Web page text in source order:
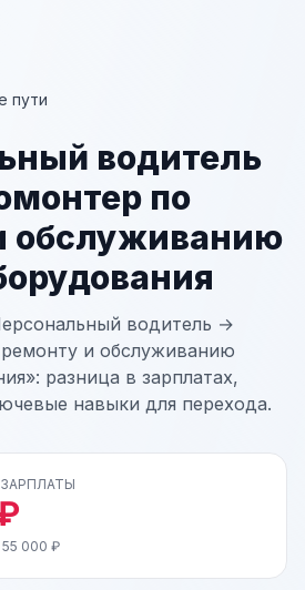
пути
водитель
по
обслуживанию
водитель →
и обслуживанию
разница в зарплатах,
навыки для перехода.
000 ₽